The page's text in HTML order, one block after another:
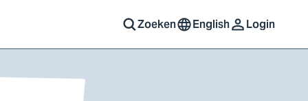
Zoeken
English Login